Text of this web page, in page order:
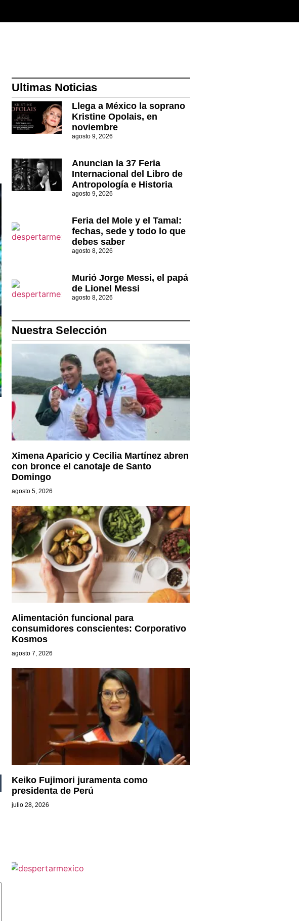
Ultimas Noticias
Llega a México la soprano
Kristine Opolais, en
noviembre
agosto 9, 2026
Anuncian la 37 Feria
Internacional del Libro de
Antropología e Historia
agosto 9, 2026
Feria del Mole y el Tamal:
fechas, sede y todo lo que
debes saber
agosto 8, 2026
Murió Jorge Messi, el papá
de Lionel Messi
agosto 8, 2026
Nuestra Selección
Ximena Aparicio y Cecilia Martínez abren
con bronce el canotaje de Santo
Domingo
agosto 5, 2026
Alimentación funcional para
consumidores conscientes: Corporativo
Kosmos
agosto 7, 2026
Keiko Fujimori juramenta como
presidenta de Perú
julio 28, 2026